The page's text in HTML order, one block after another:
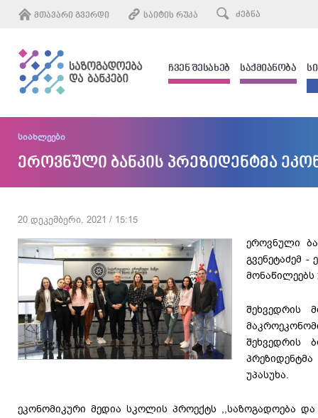
ᲛᲗᲐᲕᲐᲠᲘ ᲒᲕᲔᲠᲓᲘ ᲡᲐᲘᲢᲘᲡ ᲠᲣᲙᲐ
ᲩᲕᲔᲜ ᲨᲔᲡᲐᲮᲔᲑ ᲡᲐᲥᲛᲘᲐᲜᲝᲑᲐ
სიახლეები
ეროვნული ბანკის პრეზიდენტმა
20 დეკემბერი, 2021 / 15:15
ეროვნული
გვენეტაძემ
შეხვედრის
შეხვედრის
უპასუხა.
ეკონომიკური მედია სკოლის პროექტს ,,საზოგადოება და